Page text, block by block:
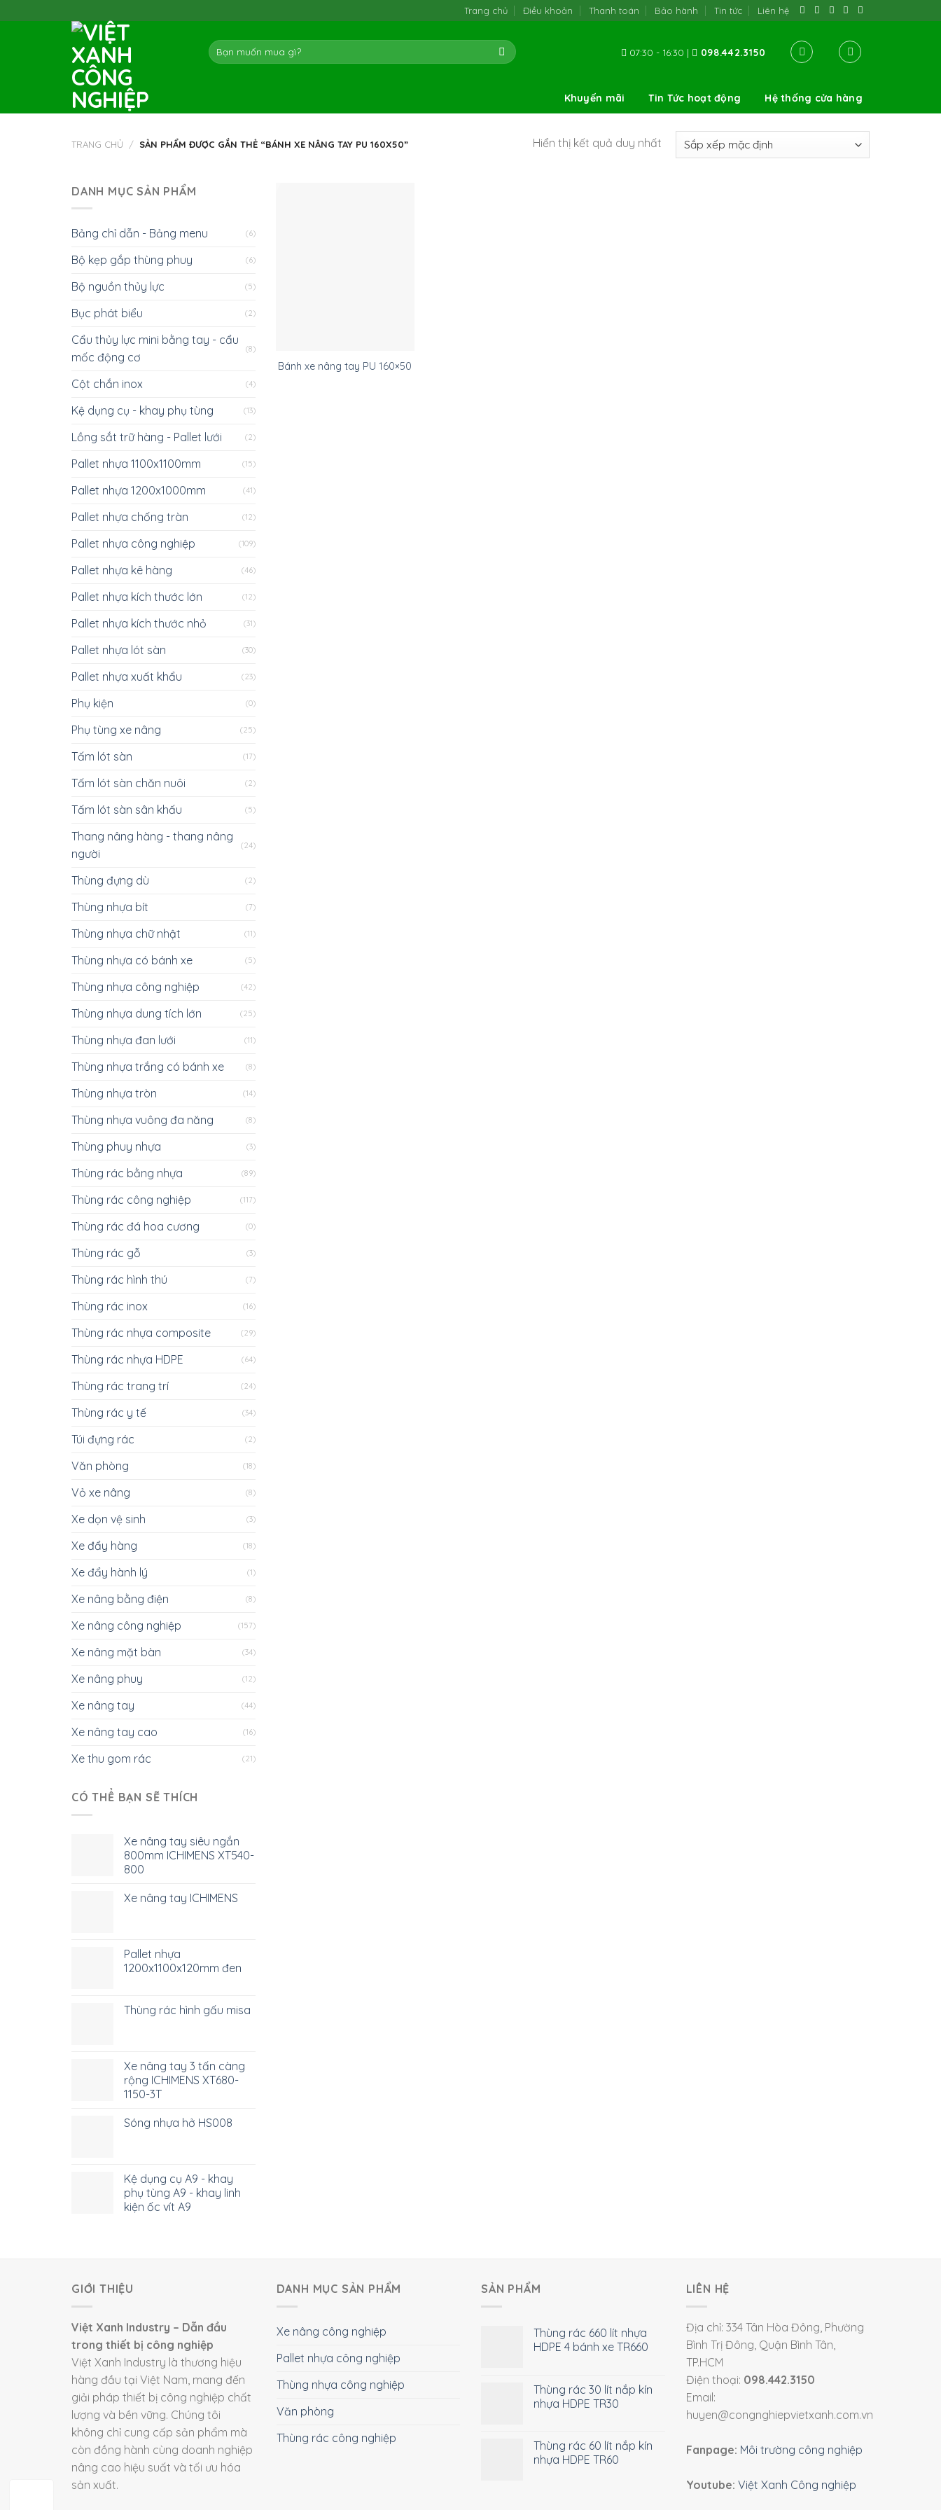
to
Trang chủ Điều khoản Thanh toán Bảo hành Tin tức Liên hệ
Tìm
kiếm:
07:30 - 16:30 | 098.442.3150
Khuyến mãi Tin Tức hoạt động Hệ thống cửa hàng
TRANG CHỦ / SẢN PHẨM ĐƯỢC GẮN THẺ “BÁNH XE NÂNG TAY PU 160X50” Hiển thị kết quả duy nhất
DANH MỤC SẢN PHẨM
Bảng chỉ dẫn - Bảng menu (6)
Bộ kẹp gắp thùng phuy (6)
Bộ nguồn thủy lực (5)
Bục phát biểu (2)
Cẩu thủy lực mini bằng tay - cẩu
mốc động cơ
(8)
Cột chắn inox (4)
Kệ dụng cụ - khay phụ tùng (13)
Lồng sắt trữ hàng - Pallet lưới (2)
Pallet nhựa 1100x1100mm (15)
Pallet nhựa 1200x1000mm (41)
Pallet nhựa chống tràn (12)
Pallet nhựa công nghiệp (109)
Pallet nhựa kê hàng (46)
Pallet nhựa kích thước lớn (12)
Pallet nhựa kích thước nhỏ (31)
Pallet nhựa lót sàn (30)
Pallet nhựa xuất khẩu (23)
Phụ kiện (0)
Phụ tùng xe nâng (25)
Tấm lót sàn (17)
Tấm lót sàn chăn nuôi (2)
Tấm lót sàn sân khấu (5)
Thang nâng hàng - thang nâng
người
(24)
Thùng đựng dù (2)
Thùng nhựa bít (7)
Thùng nhựa chữ nhật (11)
Thùng nhựa có bánh xe (5)
Thùng nhựa công nghiệp (42)
Thùng nhựa dung tích lớn (25)
Thùng nhựa đan lưới (11)
Thùng nhựa trắng có bánh xe (8)
Thùng nhựa tròn (14)
Thùng nhựa vuông đa năng (8)
Thùng phuy nhựa (3)
Thùng rác bằng nhựa (89)
Thùng rác công nghiệp (117)
Thùng rác đá hoa cương (0)
Thùng rác gỗ (3)
Thùng rác hình thú (7)
Thùng rác inox (16)
Thùng rác nhựa composite (29)
Thùng rác nhựa HDPE (64)
Thùng rác trang trí (24)
Thùng rác y tế (34)
Túi đựng rác (2)
Văn phòng (18)
Vỏ xe nâng (8)
Xe dọn vệ sinh (3)
Xe đẩy hàng (18)
Xe đẩy hành lý (1)
Xe nâng bằng điện (8)
Xe nâng công nghiệp (157)
Xe nâng mặt bàn (34)
Xe nâng phuy (12)
Xe nâng tay (44)
Xe nâng tay cao (16)
Xe thu gom rác (21)
CÓ THỂ BẠN SẼ THÍCH
Xe nâng tay siêu ngắn
800mm ICHIMENS XT540-
800
Xe nâng tay ICHIMENS
Pallet nhựa
1200x1100x120mm đen
Thùng rác hình gấu misa
Xe nâng tay 3 tấn càng
rộng ICHIMENS XT680-
1150-3T
Sóng nhựa hở HS008
Kệ dụng cụ A9 - khay
phụ tùng A9 - khay linh
kiện ốc vít A9
Bánh xe nâng tay PU 160×50
GIỚI THIỆU
Việt Xanh Industry – Dẫn đầu
trong thiết bị công nghiệp
Việt Xanh Industry là thương hiệu
hàng đầu tại Việt Nam, mang đến
giải pháp thiết bị công nghiệp chất
lượng và bền vững. Chúng tôi
không chỉ cung cấp sản phẩm mà
còn đồng hành cùng doanh nghiệp
nâng cao hiệu suất và tối ưu hóa
sản xuất.
DANH MỤC SẢN PHẨM
Xe nâng công nghiệp
Pallet nhựa công nghiệp
Thùng nhựa công nghiệp
Văn phòng
Thùng rác công nghiệp
SẢN PHẨM
Thùng rác 660 lít nhựa
HDPE 4 bánh xe TR660
Thùng rác 30 lít nắp kín
nhựa HDPE TR30
Thùng rác 60 lít nắp kín
nhựa HDPE TR60
LIÊN HỆ
Địa chỉ: 334 Tân Hòa Đông, Phường
Bình Trị Đông, Quận Bình Tân,
TP.HCM
Điện thoại: 098.442.3150
Email:
huyen@congnghiepvietxanh.com.vn
Fanpage: Môi trường công nghiệp
Youtube: Việt Xanh Công nghiệp